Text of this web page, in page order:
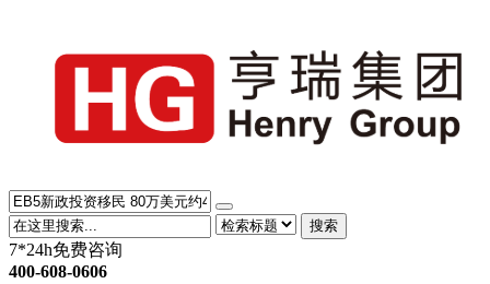
搜索
7*24h免费咨询
400-608-0606